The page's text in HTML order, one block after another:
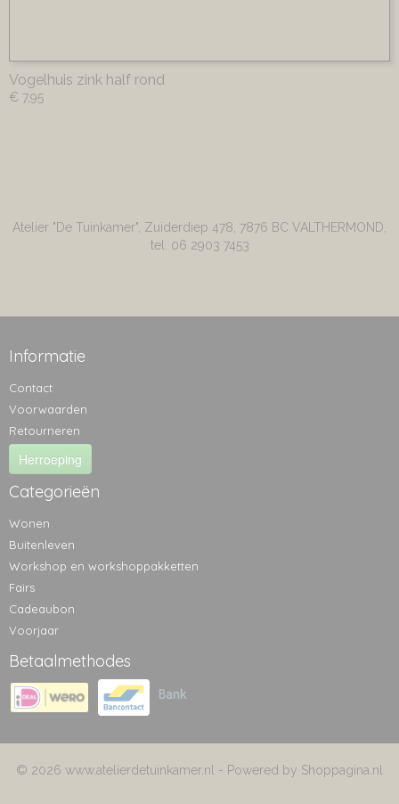
Vogelhuis zink half rond
€ 7,95
Atelier "De Tuinkamer", Zuiderdiep 478, 7876 BC VALTHERMOND,
tel. 06 2903 7453
Informatie
Contact
Voorwaarden
Retourneren
Herroeping
Categorieën
Wonen
Buitenleven
Workshop en workshoppakketten
Fairs
Cadeaubon
Voorjaar
Betaalmethodes
© 2026 www.atelierdetuinkamer.nl - Powered by Shoppagina.nl